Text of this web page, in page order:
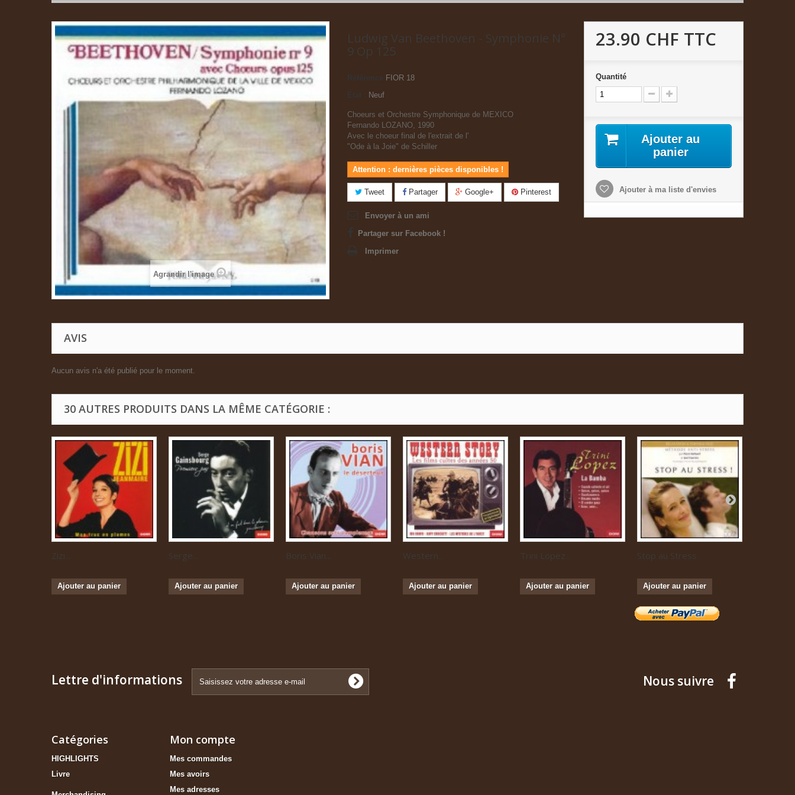
Agrandir l'image
Ludwig Van Beethoven - Symphonie N°
9 Op 125
Référence
FIOR 18
Neuf
Choeurs et Orchestre Symphonique de MEXICO
Fernando LOZANO, 1990
Avec le choeur final de l'extrait de l'
"Ode à la Joie" de Schiller
Attention : dernières pièces disponibles !
Tweet Partager Google+ Pinterest
Envoyer à un ami
Partager sur Facebook !
Imprimer
23.90 CHF TTC
Quantité
Ajouter au
panier
Ajouter à ma liste d'envies
AVIS
Aucun avis n'a été publié pour le moment.
30 AUTRES PRODUITS DANS LA MÊME CATÉGORIE :
Zizi...
Ajouter au panier
Serge...
Ajouter au panier
Boris Vian...
Ajouter au panier
Western...
Ajouter au panier
Trini Lopez...
Ajouter au panier
Stop au Stress
Ajouter au panier
Lettre d'informations Nous suivre
Catégories
HIGHLIGHTS
Livre
Mon compte
Mes commandes
Mes avoirs
Mes adresses